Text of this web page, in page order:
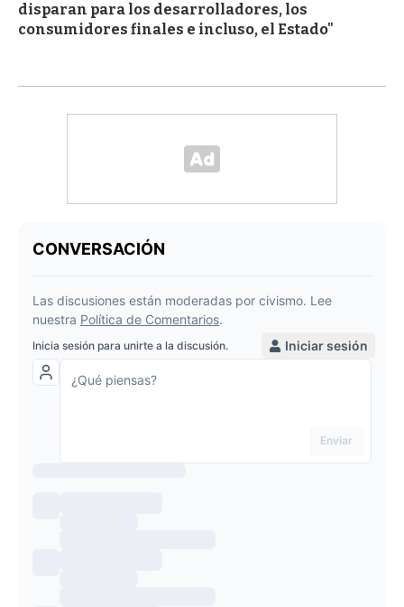
disparan para los desarrolladores, los
consumidores finales e incluso, el Estado"